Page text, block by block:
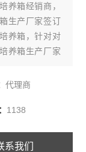
养箱经销商，
生产厂家签订
养箱，针对对
养箱生产厂家
代理商
1138
系我们